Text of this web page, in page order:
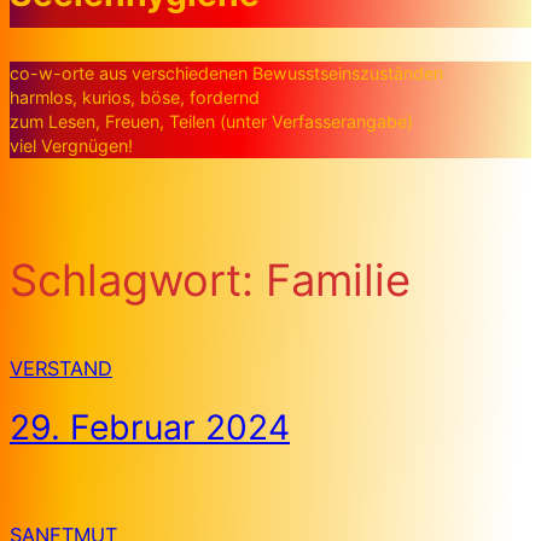
co-w-orte aus verschiedenen Bewusstseinszuständen
harmlos, kurios, böse, fordernd
zum Lesen, Freuen, Teilen (unter Verfasserangabe)
viel Vergnügen!
Schlagwort: Familie
VERSTAND
29. Februar 2024
SANFTMUT